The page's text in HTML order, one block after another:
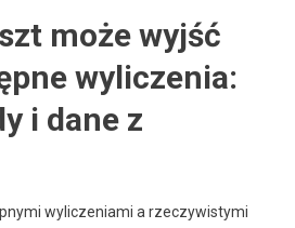
może wyjść
wyliczenia:
i dane z
wyliczeniami a rzeczywistymi